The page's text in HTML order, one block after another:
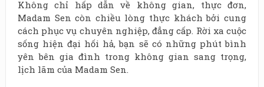
Không chỉ hấp dẫn về không gian, thực đơn,
Madam Sen còn chiều lòng thực khách bởi cung
cách phục vụ chuyên nghiệp, đẳng cấp. Rời xa cuộc
sống hiện đại hối hả, bạn sẽ có những phút bình
yên bên gia đình trong không gian sang trọng,
lịch lãm của Madam Sen.